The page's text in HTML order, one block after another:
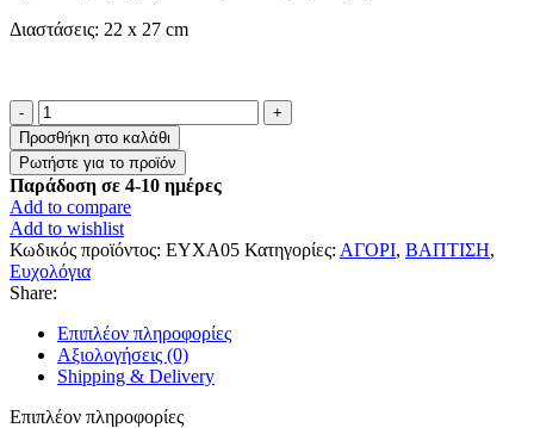
Διαστάσεις: 22 x 27 cm
Ευχολόγιο
"Αερόστατο"
ποσότητα
Προσθήκη στο καλάθι
Παράδοση σε 4-10 ημέρες
Add to compare
Add to wishlist
Κωδικός προϊόντος: ΕΥΧΑ05 Κατηγορίες: ΑΓΟΡΙ, ΒΑΠΤΙΣΗ,
Ευχολόγια
Share:
Επιπλέον πληροφορίες
Αξιολογήσεις (0)
Shipping & Delivery
Επιπλέον πληροφορίες